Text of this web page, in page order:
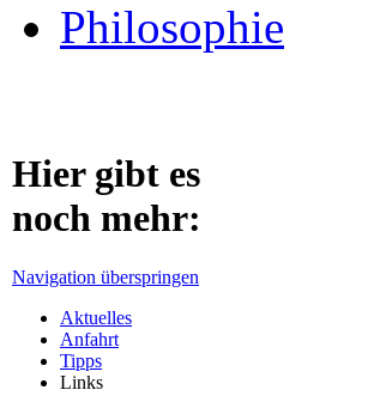
Philosophie
Hier gibt es
noch mehr:
Navigation überspringen
Aktuelles
Anfahrt
Tipps
Links